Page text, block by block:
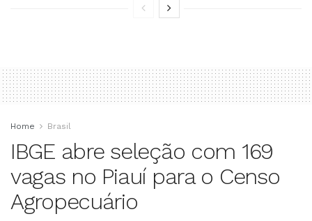
Home Brasil
IBGE abre seleção com 169
vagas no Piauí para o Censo
Agropecuário